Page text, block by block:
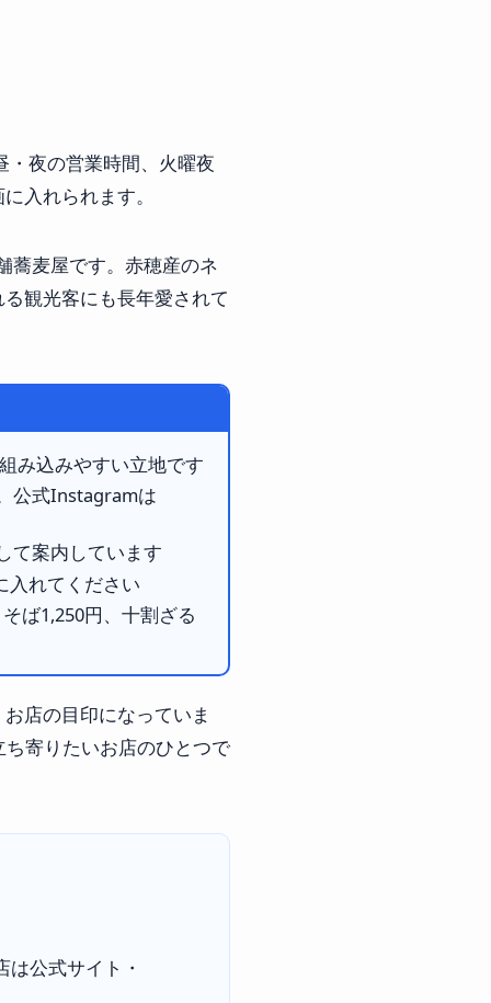
・夜の営業時間、火曜夜
入れられます。
蕎麦屋です。赤穂産のネ
観光客にも長年愛されて
み込みやすい立地です
公式Instagramは
て案内しています
入れてください
ば1,250円、十割ざる
店の目印になっていま
寄りたいお店のひとつで
公式サイト・